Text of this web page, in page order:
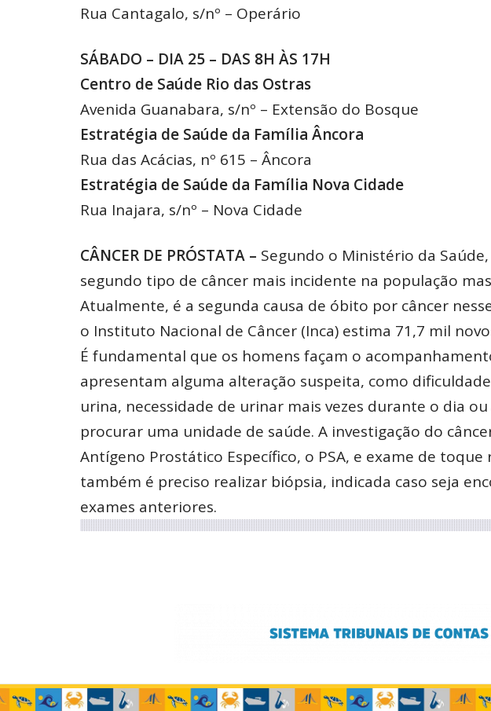
Rua Cantagalo, s/nº – Operário
SÁBADO – DIA 25 – DAS 8H ÀS 17H
Centro de Saúde Rio das Ostras
Avenida Guanabara, s/nº – Extensão do Bosque
Estratégia de Saúde da Família Âncora
Rua das Acácias, nº 615 – Âncora
Estratégia de Saúde da Família Nova Cidade
Rua Inajara, s/nº – Nova Cidade
CÂNCER DE PRÓSTATA – Segundo o Ministério da
segundo tipo de câncer mais incidente na população
Atualmente, é a segunda causa de óbito por câncer
o Instituto Nacional de Câncer (Inca) estima 71,7 mil
É fundamental que os homens façam o
apresentam alguma alteração suspeita, como
urina, necessidade de urinar mais vezes durante o dia
procurar uma unidade de saúde. A investigação do
Antígeno Prostático Específico, o PSA, e exame de
também é preciso realizar biópsia, indicada caso seja
exames anteriores.